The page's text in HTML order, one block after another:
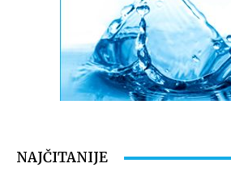
NAJČITANIJE